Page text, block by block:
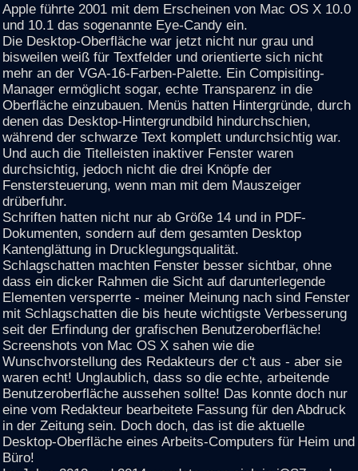
Apple führte 2001 mit dem Erscheinen von Mac OS X 10.0
und 10.1 das sogenannte Eye-Candy ein.
Die Desktop-Oberfläche war jetzt nicht nur grau und
bisweilen weiß für Textfelder und orientierte sich nicht
mehr an der VGA-16-Farben-Palette. Ein Compisiting-
Manager ermöglicht sogar, echte Transparenz in die
Oberfläche einzubauen. Menüs hatten Hintergründe, durch
denen das Desktop-Hintergrundbild hindurchschien,
während der schwarze Text komplett undurchsichtig war.
Und auch die Titelleisten inaktiver Fenster waren
durchsichtig, jedoch nicht die drei Knöpfe der
Fenstersteuerung, wenn man mit dem Mauszeiger
drüberfuhr.
Schriften hatten nicht nur ab Größe 14 und in PDF-
Dokumenten, sondern auf dem gesamten Desktop
Kantenglättung in Drucklegungsqualität.
Schlagschatten machten Fenster besser sichtbar, ohne
dass ein dicker Rahmen die Sicht auf darunterlegende
Elementen versperrte - meiner Meinung nach sind Fenster
mit Schlagschatten die bis heute wichtigste Verbesserung
seit der Erfindung der grafischen Benutzeroberfläche!
Screenshots von Mac OS X sahen wie die
Wunschvorstellung des Redakteurs der c't aus - aber sie
waren echt! Unglaublich, dass so die echte, arbeitende
Benutzeroberfläche aussehen sollte! Das konnte doch nur
eine vom Redakteur bearbeitete Fassung für den Abdruck
in der Zeitung sein. Doch doch, das ist die aktuelle
Desktop-Oberfläche eines Arbeits-Computers für Heim und
Büro!